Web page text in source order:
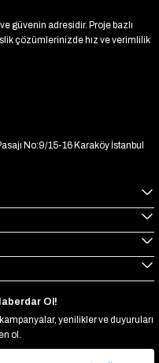
güvenin adresidir. Proje bazlı
çözümlerinizde hız ve verimlilik
No:9/15-16 Karaköy İstanbul
Ol!
yenilikler ve duyuruları
ol.